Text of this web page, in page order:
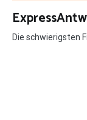
Zum
Inhalt
springen
Die schwierigsten